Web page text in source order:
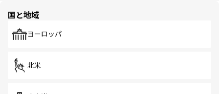
で、ホーカーズは地元の風情を楽しめる外せないスポット
国と地域
ヨーロッパ
北米